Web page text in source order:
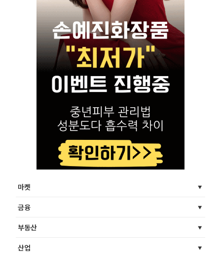
마켓
금융
부동산
산업